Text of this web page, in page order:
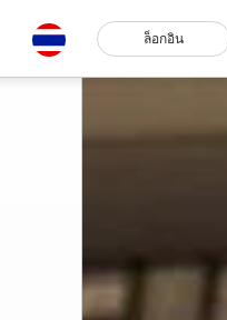
ล็อกอิน